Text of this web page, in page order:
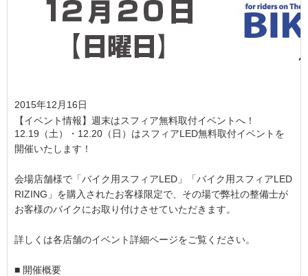
2015年12月16日
【イベント情報】週末はスフィア無料取付イベントへ！
12.19（土）・12.20（日）はスフィアLED無料取付イベントを
開催いたします！
会場店舗様で「バイク用スフィアLED」「バイク用スフィアLED
RIZING」を購入されたお客様限定で、その場で弊社の整備士が
お客様のバイクにお取り付けさせていただきます。
詳しくは各店舗のイベント詳細ページをご覧ください。
■ 開催概要